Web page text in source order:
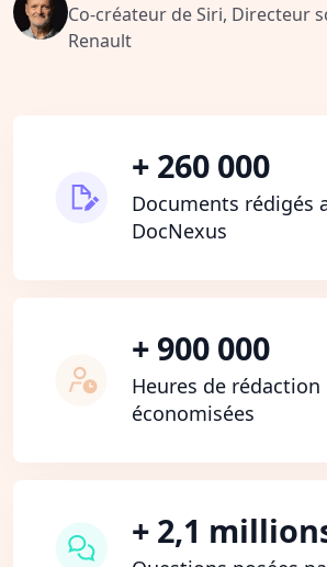
Co-créateur de Siri, Directeur
Renault
+ 260 000
Documents rédigés
DocNexus
+ 900 000
Heures de rédaction
économisées
+ 2,1